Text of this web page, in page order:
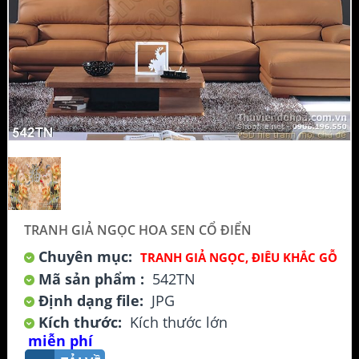
TRANH GIẢ NGỌC HOA SEN CỔ ĐIỂN
Chuyên mục: TRANH GIẢ NGỌC, ĐIÊU KHẮC GỖ
Mã sản phẩm : 542TN
Định dạng file: JPG
Kích thước: Kích thước lớn
miễn phí